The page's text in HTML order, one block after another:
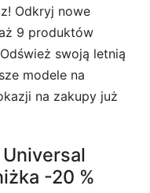
Odkryj nowe
9 produktów
swoją letnią
modele na
na zakupy już
Universal
-20 %